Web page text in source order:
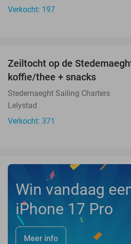
Verkocht: 197
Zeiltocht op de
koffie/thee + snacks
Stedemaeght Sailing Charters
Lelystad
Verkocht: 371
Win vandaag
iPhone 17 Pro
Meer info